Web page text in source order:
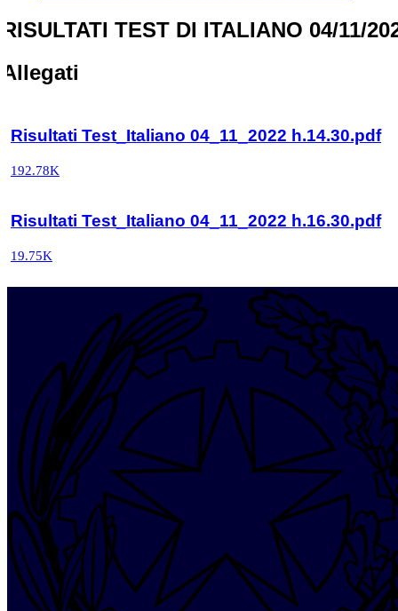
RISULTATI TEST DI ITALIANO 04/11/
Allegati
Risultati Test_Italiano 04_11_2022 h.14.30.pdf
192.78K
Risultati Test_Italiano 04_11_2022 h.16.30.pdf
19.75K